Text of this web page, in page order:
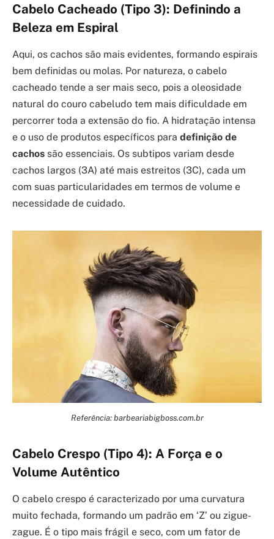
Cabelo Cacheado (Tipo 3): Definindo a
Beleza em Espiral
Aqui, os cachos são mais evidentes, formando espirais
bem definidas ou molas. Por natureza, o cabelo
cacheado tende a ser mais seco, pois a oleosidade
natural do couro cabeludo tem mais dificuldade em
percorrer toda a extensão do fio. A hidratação intensa
e o uso de produtos específicos para definição de
cachos são essenciais. Os subtipos variam desde
cachos largos (3A) até mais estreitos (3C), cada um
com suas particularidades em termos de volume e
necessidade de cuidado.
Referência: barbeariabigboss.com.br
Cabelo Crespo (Tipo 4): A Força e o
Volume Autêntico
O cabelo crespo é caracterizado por uma curvatura
muito fechada, formando um padrão em ‘Z’ ou zigue-
zague. É o tipo mais frágil e seco, com um fator de